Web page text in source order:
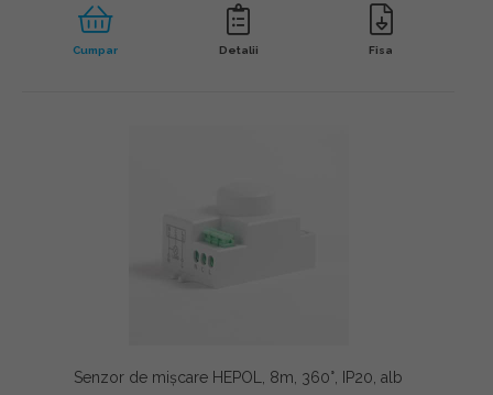
Cumpar Detalii Fisa
Senzor de mișcare HEPOL, 8m, 360°, IP20, alb